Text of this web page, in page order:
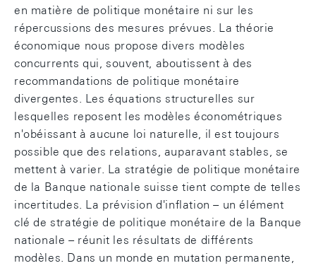
en matière de politique monétaire ni sur les
répercussions des mesures prévues. La théorie
économique nous propose divers modèles
concurrents qui, souvent, aboutissent à des
recommandations de politique monétaire
divergentes. Les équations structurelles sur
lesquelles reposent les modèles économétriques
n'obéissant à aucune loi naturelle, il est toujours
possible que des relations, auparavant stables, se
mettent à varier. La stratégie de politique monétaire
de la Banque nationale suisse tient compte de telles
incertitudes. La prévision d'inflation – un élément
clé de stratégie de politique monétaire de la Banque
nationale – réunit les résultats de différents
modèles. Dans un monde en mutation permanente,